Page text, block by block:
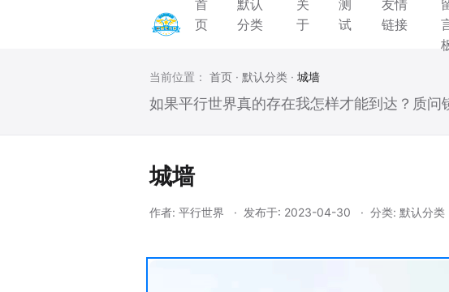
首
页
默认
分类
关
于
测
试
友情
链接
当前位置： 首页 · 默认分类 · 城墙
如果平行世界真的存在我怎样才能到达？质问
城墙
作者: 平行世界 发布于: 2023-04-30 分类: 默认分类